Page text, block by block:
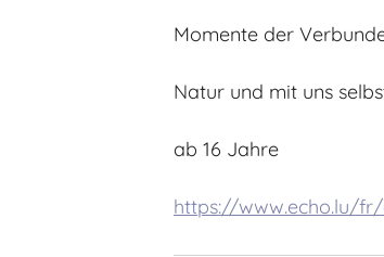
Momente der
Natur und mit uns
ab 16 Jahre
https://www.echo.lu/